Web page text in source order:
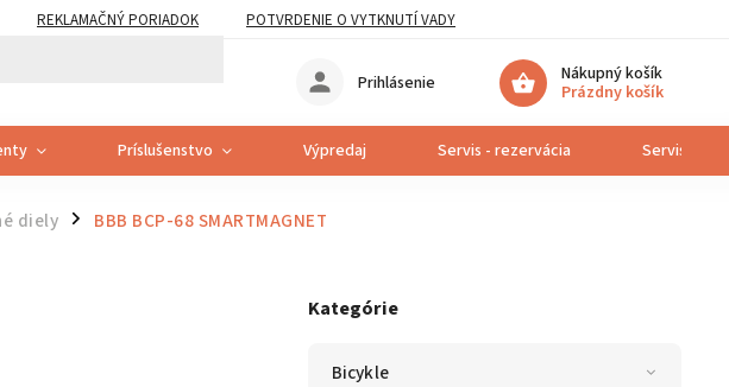
REKLAMAČNÝ PORIADOK
POTVRDENIE O VYTKNUTÍ VADY
Nákupný košík
Prázdny košík
Prihlásenie
Príslušenstvo Výpredaj Servis - rezervácia Servis
diely / BBB BCP-68 SMARTMAGNET
Kategórie
Bicykle